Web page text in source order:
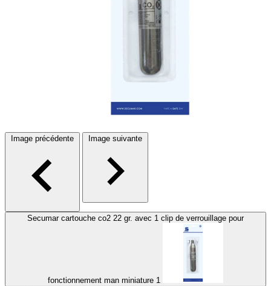
Image précédente Image suivante
Secumar cartouche co2 22 gr. avec 1 clip de verrouillage pour
fonctionnement man miniature 1